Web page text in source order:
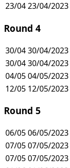
23/0423/04/2023
Round 4
30/0430/04/2023
30/0430/04/2023
04/0504/05/2023
12/05 12/05/2023
Round 5
06/0506/05/2023
07/0507/05/2023
07/0507/05/2023